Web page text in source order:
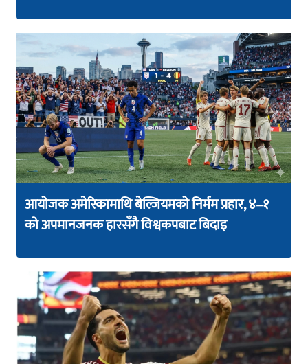
आयोजक अमेरिकामाथि बेल्जियमको निर्मम प्रहार, ४–१
को अपमानजनक हारसँगै विश्वकपबाट बिदाइ